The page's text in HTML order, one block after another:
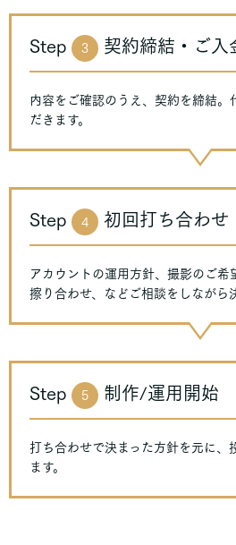
Step 3 契約締結・ご入
内容をご確認のうえ、契約を締結。
だきます。
Step 4 初回打ち合わせ
アカウントの運用方針、撮影のご希
擦り合わせ、などご相談をしながら
Step 5 制作/運用開始
打ち合わせで決まった方針を元に、
ます。